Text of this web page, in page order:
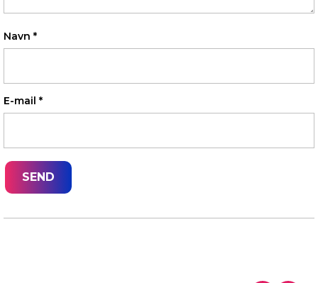
Navn *
E-mail *